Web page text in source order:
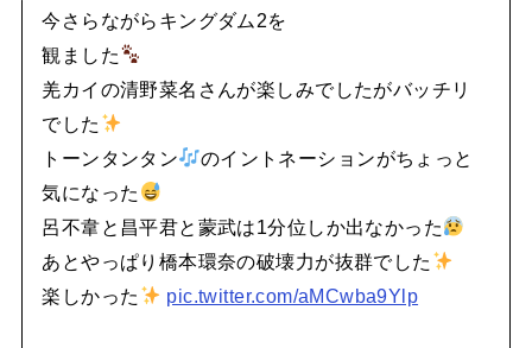
今さらながらキングダム2を
観ました
羌カイの清野菜名さんが楽しみでしたがバッチリ
でした
トーンタンタン
のイントネーションがちょっと
気になった
呂不韋と昌平君と蒙武は1分位しか出なかった
あとやっぱり橋本環奈の破壊力が抜群でした
楽しかった
pic.twitter.com/aMCwba9Ylp